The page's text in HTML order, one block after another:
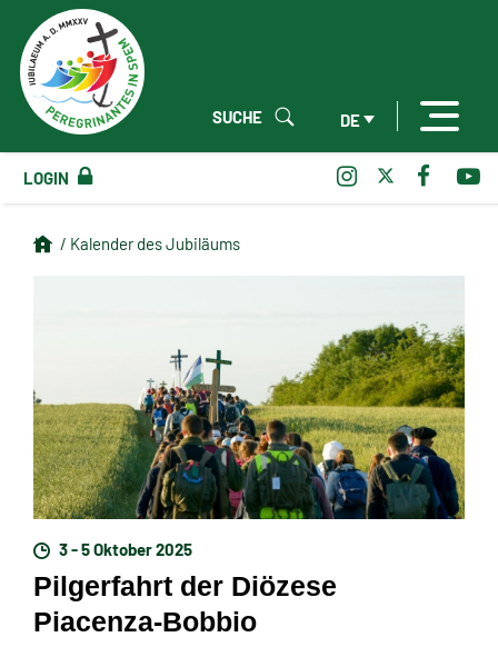
DE
SUCHE
LOGIN
/ Kalender des Jubiläums
3 - 5 Oktober 2025
Pilgerfahrt der Diözese
Piacenza-Bobbio